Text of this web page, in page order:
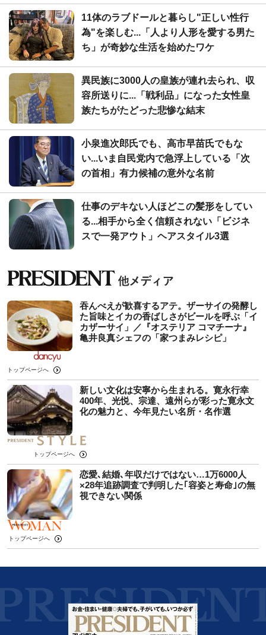
11体のラブドールと暮らし"正しい性行
為"を楽しむ...「人より人形を愛する男た
ち」が奇妙な生活を始めたワケ
異民族に3000人の皇族が連れ去られ、収
容所送りに...「戦利品」になった女性皇
族たちがたどった悲惨な結末
小泉進次郎氏でも、高市早苗氏でもな
い...いま自民党内で急浮上している「次
の首相」有力候補の意外な名前
仕事のデキない人ほどこの髪形をしてい
る...相手から全く信頼されない「ビジネ
スで一発アウト」ヘアスタイル3選
吞んべえが歓喜するアテ。ザーサイの発酵し
た旨味とイカの香ばしさがビールを呼ぶ「イ
カザーサイ」／『オステリア コマチーナ』
⻲井良真シェフの「家つまみレシピ」
トップページへ
新しい文化は安寧から生まれる。寛永行幸
400年、光悦、宗達、遠州らが彩った寛永文
化の魅力と、今年見たい名所・名作選
トップページへ
恋愛､結婚､年収だけではない…1万6000人
×28年追跡調査で判明した｢容姿と寿命｣の無
視できない関係
トップページへ